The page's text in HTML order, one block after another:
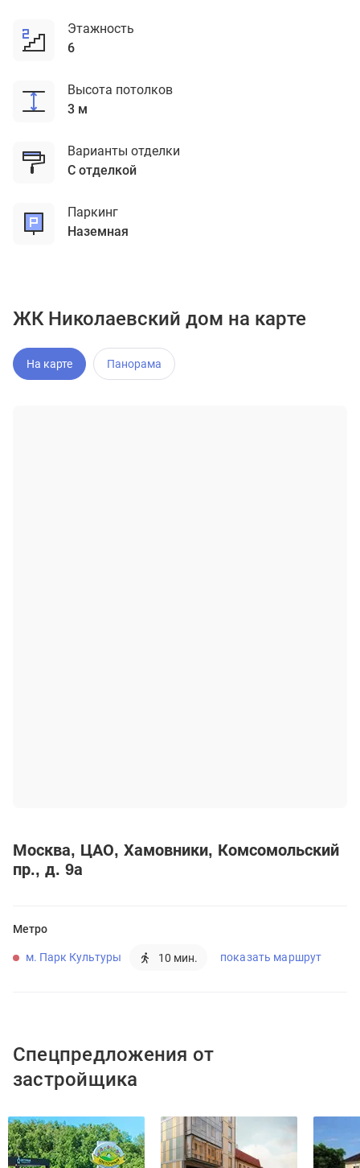
Этажность
6
Высота потолков
3 м
Варианты отделки
с отделкой
Паркинг
наземная
ЖК Николаевский дом на карте
На карте Панорама
Москва ЦАО Хамовники Комсомольский
пр., д. 9а
Метро
м. Парк Культуры 10 мин. показать маршрут
Спецпредложения от
застройщика